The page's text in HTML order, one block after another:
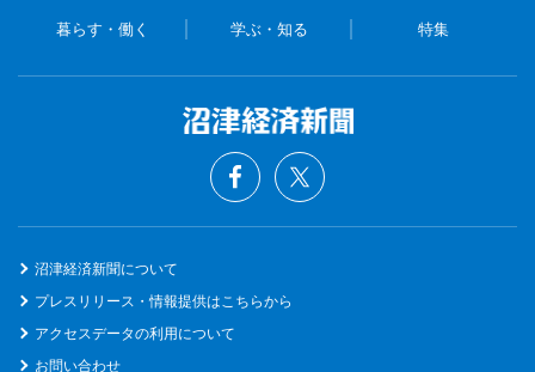
暮らす・働く 学ぶ・知る 特集
沼津経済新聞について
プレスリリース・情報提供はこちらから
アクセスデータの利用について
お問い合わせ